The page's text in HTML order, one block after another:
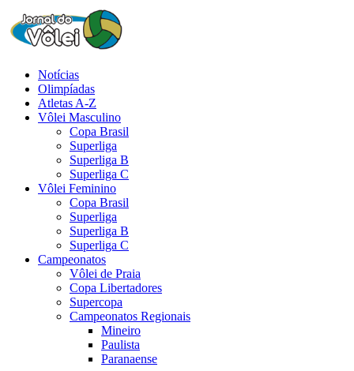
Notícias
Olimpíadas
Atletas A-Z
Vôlei Masculino
Copa Brasil
Superliga
Superliga B
Superliga C
Vôlei Feminino
Copa Brasil
Superliga
Superliga B
Superliga C
Campeonatos
Vôlei de Praia
Copa Libertadores
Supercopa
Campeonatos Regionais
Mineiro
Paulista
Paranaense